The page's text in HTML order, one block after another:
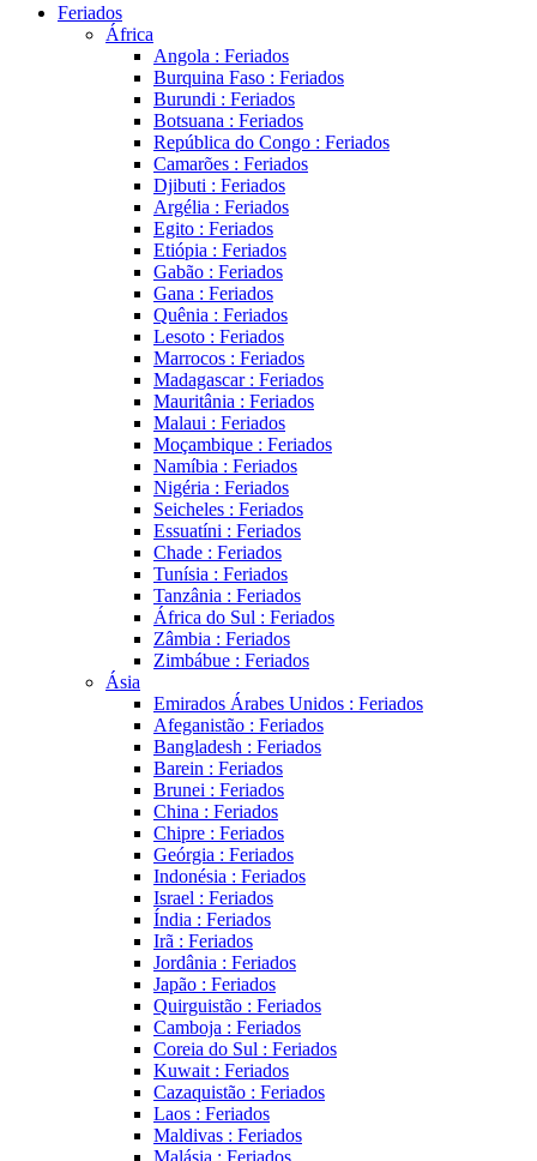
Feriados
África
Angola : Feriados
Burquina Faso : Feriados
Burundi : Feriados
Botsuana : Feriados
República do Congo : Feriados
Camarões : Feriados
Djibuti : Feriados
Argélia : Feriados
Egito : Feriados
Etiópia : Feriados
Gabão : Feriados
Gana : Feriados
Quênia : Feriados
Lesoto : Feriados
Marrocos : Feriados
Madagascar : Feriados
Mauritânia : Feriados
Malaui : Feriados
Moçambique : Feriados
Namíbia : Feriados
Nigéria : Feriados
Seicheles : Feriados
Essuatíni : Feriados
Chade : Feriados
Tunísia : Feriados
Tanzânia : Feriados
África do Sul : Feriados
Zâmbia : Feriados
Zimbábue : Feriados
Ásia
Emirados Árabes Unidos : Feriados
Afeganistão : Feriados
Bangladesh : Feriados
Barein : Feriados
Brunei : Feriados
China : Feriados
Chipre : Feriados
Geórgia : Feriados
Indonésia : Feriados
Israel : Feriados
Índia : Feriados
Irã : Feriados
Jordânia : Feriados
Japão : Feriados
Quirguistão : Feriados
Camboja : Feriados
Coreia do Sul : Feriados
Kuwait : Feriados
Cazaquistão : Feriados
Laos : Feriados
Maldivas : Feriados
Malásia : Feriados